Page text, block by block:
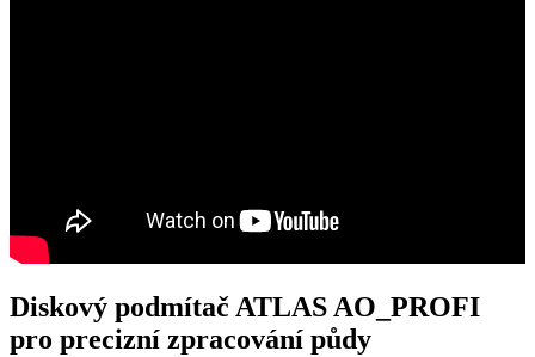
Diskový podmítač ATLAS AO_PROFI
pro precizní zpracování půdy